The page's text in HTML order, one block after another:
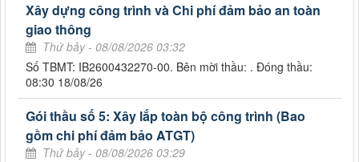
Xây dựng công trình và Chi phí đảm bảo an toàn
giao thông
Thứ bảy - 08/08/2026 03:32
Số TBMT: IB2600432270-00. Bên mời thầu: . Đóng thầu:
08:30 18/08/26
Gói thầu số 5: Xây lắp toàn bộ công trình (Bao
gồm chi phí đảm bảo ATGT)
Thứ bảy - 08/08/2026 03:29